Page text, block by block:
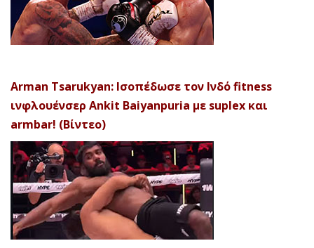
Arman Tsarukyan: Ισοπέδωσε τον Ινδό fitness
ινφλουένσερ Ankit Baiyanpuria με suplex και
armbar! (Βίντεο)